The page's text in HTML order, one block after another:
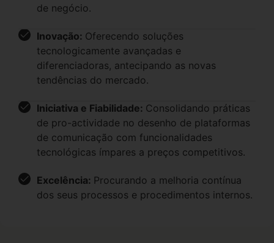
de negócio.
Inovação: Oferecendo soluções
tecnologicamente avançadas e
diferenciadoras, antecipando as novas
tendências do mercado.
Iniciativa e Fiabilidade: Consolidando práticas
de pro-actividade no desenho de plataformas
de comunicação com funcionalidades
tecnológicas ímpares a preços competitivos.
Excelência: Procurando a melhoria contínua
dos seus processos e procedimentos internos.